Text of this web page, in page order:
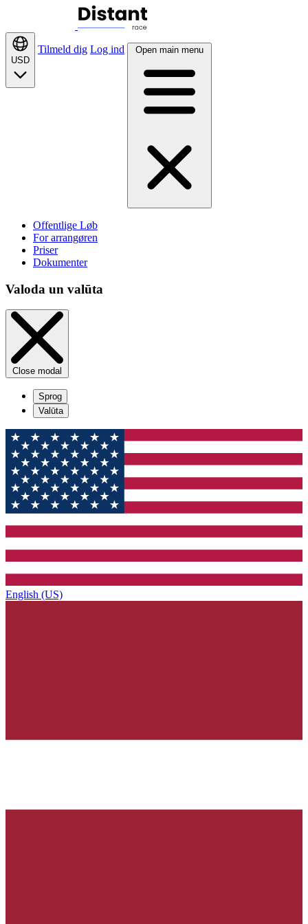
USD
Tilmeld dig Log ind Open main menu
Offentlige Løb
For arrangøren
Priser
Dokumenter
Valoda un valūta
Close modal
Sprog
Valūta
English (US)